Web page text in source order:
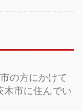
の方にかけて
木市に住んでい